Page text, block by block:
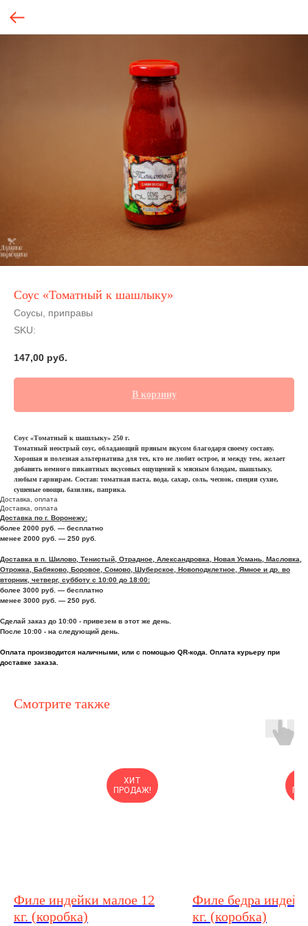
Соус «Томатный к шашлыку»
Соусы, приправы
SKU:
147,00 руб.
В корзину
Соус «Томатный к шашлыку» 250 г.
Томатный неострый соус, обладающий пряным вкусом благодаря своему составу.
Хорошая и полезная альтернатива для тех, кто не любит острое, и между тем, желает
добавить немного пикантных вкусовых ощущений к мясным блюдам, шашлыку,
любым гарнирам. Состав: томатная паста, вода, сахар, соль, чеснок, специи сухие,
сушеные овощи, базилик, паприка.
Доставка, оплата
Доставка, оплата
Доставка по г. Воронежу:
более 2000 руб. — бесплатно
менее 2000 руб. — 250 руб.
Доставка в п. Шилово, Тенистый, Отрадное, Александровка, Новая Усмань, Масловка,
Отрожка, Бабяково, Боровое, Сомово, Шуберское, Новоподклетное, Ямное и др. во
вторник, четверг, субботу с 10:00 до 18:00:
более 3000 руб. — бесплатно
менее 3000 руб. — 250 руб.
Сделай заказ до 10:00 - привезем в этот же день.
После 10:00 - на следующий день.
Оплата производится наличными, или с помощью QR-кода. Оплата курьеру при
доставке заказа.
Смотрите также
ХИТ
ПРОДАЖ!
Филе индейки малое 12
кг. (коробка)
Филе бедра
кг. (коробка)